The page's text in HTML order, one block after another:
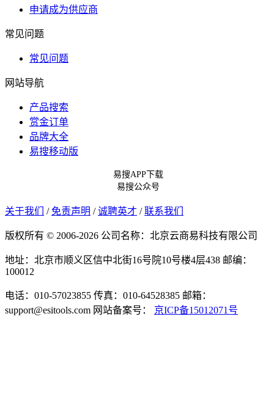
申请成为供应商
常见问题
常见问题
网站导航
产品搜索
赏金订单
品牌大全
易搜移动版
易搜APP下载
易搜公众号
关于我们 / 免责声明 / 诚聘英才 / 联系我们
版权所有 © 2006-2026 公司名称：北京云商易科技有限公司
地址：北京市顺义区信中北街16号院10号楼4层438 邮编：
100012
电话：010-57023855 传真：010-64528385 邮箱：
support@esitools.com 网站备案号： 京ICP备15012071号